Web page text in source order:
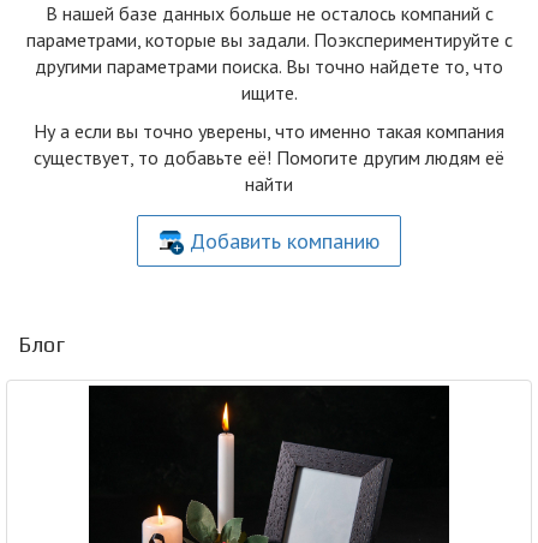
В нашей базе данных больше не осталоcь компаний с
параметрами, которые вы задали. Поэкспериментируйте с
другими параметрами поиска. Вы точно найдете то, что
ищите.
Ну а если вы точно уверены, что именно такая компания
существует, то добавьте её! Помогите другим людям её
найти
Добавить компанию
Блог